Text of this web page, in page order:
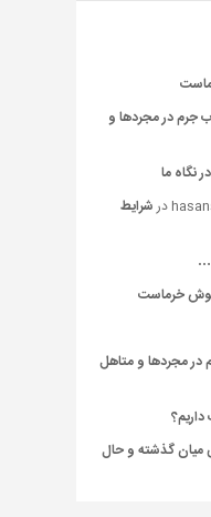
جرم در مجردها و
نگاه ما
درشرایط
…
موش خرماست
در مجردها و متاهل
میان گذشته و حال